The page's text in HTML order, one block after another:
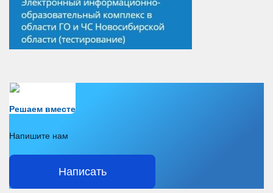
Решаем вместе
Напишите нам
Написать